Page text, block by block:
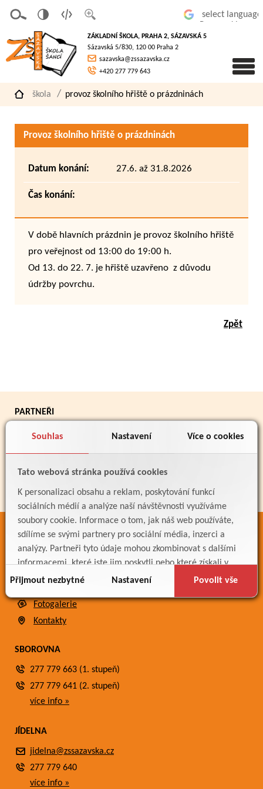
Souhlas Nastavení Více o cookies
Tato webová stránka používá cookies
K personalizaci obsahu a reklam, poskytování funkcí
sociálních médií a analýze naší návštěvnosti využíváme
soubory cookie. Informace o tom, jak náš web používáte,
sdílíme se svými partnery pro sociální média, inzerci a
analýzy. Partneři tyto údaje mohou zkombinovat s dalšími
informacemi, které jste jim poskytli nebo které získali v
důsledku toho, že používáte jejich služby.
Přijmout nezbytné Nastavení Povolit vše
písmo
á
verze
pro
slaboz
raké
ZÁKLADNÍ ŠKOLA, PRAHA 2, SÁZAVSKÁ 5
Sázavská 5/830, 120 00 Praha 2
sazavska@zssazavska.cz
+420 277 779 643
škola provoz školního hřiště o prázdninách
Provoz školního hřiště o prázdninách
Datum konání: 27.6. až 31.8.2026
Čas konání:
V době hlavních prázdnin je provoz školního hřiště
pro veřejnost od 13:00 do 19:00 h.
Od 13. do 22. 7. je hřiště uzavřeno z důvodu
údržby povrchu.
Zpět
PARTNEŘI
ODKAZY
Bakaláři
Fotogalerie
Kontakty
SBOROVNA
277 779 663 (1. stupeň)
277 779 641 (2. stupeň)
více info »
JÍDELNA
jidelna@zssazavska.cz
277 779 640
více info »